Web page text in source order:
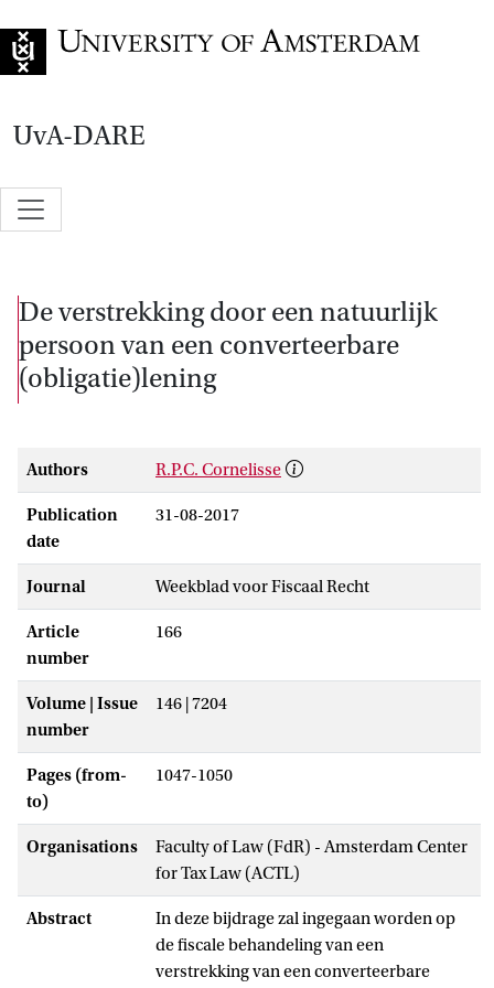
UvA-DARE
De verstrekking door een natuurlijk
persoon van een converteerbare
(obligatie)lening
Authors R.P.C. Cornelisse
Publication
date
31-08-2017
Journal Weekblad voor Fiscaal Recht
Article
number
166
Volume | Issue
number
146 | 7204
Pages (from-
to)
1047-1050
Organisations
Faculty of Law (FdR) - Amsterdam Center
for Tax Law (ACTL)
Abstract
In deze bijdrage zal ingegaan worden op
de fiscale behandeling van een
verstrekking van een converteerbare